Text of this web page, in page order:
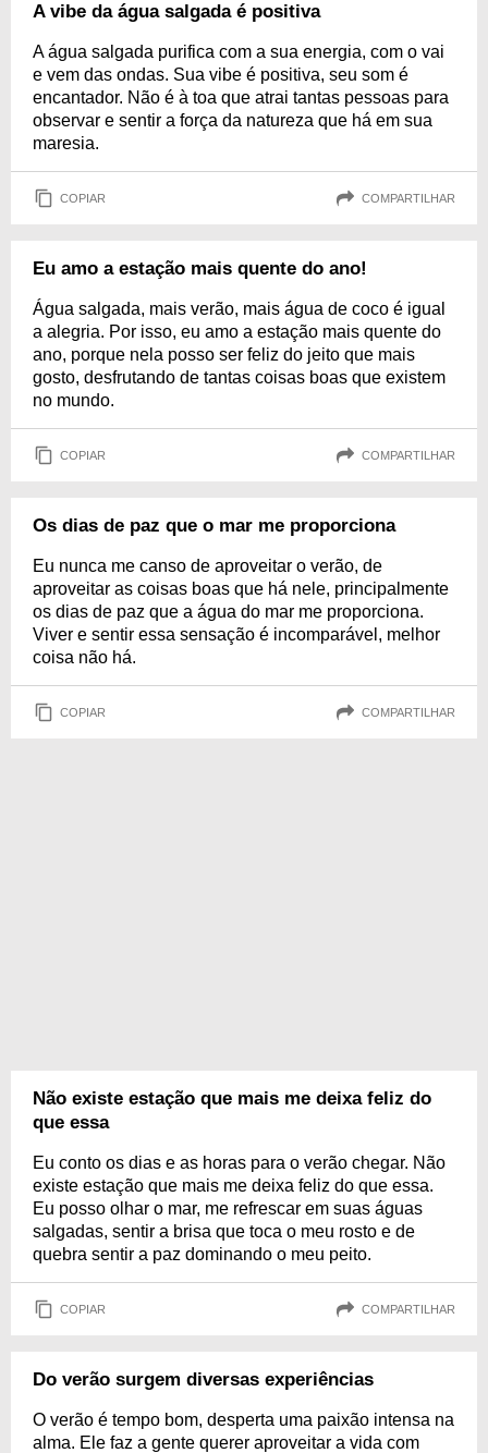
A vibe da água salgada é positiva
A água salgada purifica com a sua energia, com o vai
e vem das ondas. Sua vibe é positiva, seu som é
encantador. Não é à toa que atrai tantas pessoas para
observar e sentir a força da natureza que há em sua
maresia.
COPIAR COMPARTILHAR
Eu amo a estação mais quente do ano!
Água salgada, mais verão, mais água de coco é igual
a alegria. Por isso, eu amo a estação mais quente do
ano, porque nela posso ser feliz do jeito que mais
gosto, desfrutando de tantas coisas boas que existem
no mundo.
COPIAR COMPARTILHAR
Os dias de paz que o mar me proporciona
Eu nunca me canso de aproveitar o verão, de
aproveitar as coisas boas que há nele, principalmente
os dias de paz que a água do mar me proporciona.
Viver e sentir essa sensação é incomparável, melhor
coisa não há.
COPIAR COMPARTILHAR
Não existe estação que mais me deixa feliz do
que essa
Eu conto os dias e as horas para o verão chegar. Não
existe estação que mais me deixa feliz do que essa.
Eu posso olhar o mar, me refrescar em suas águas
salgadas, sentir a brisa que toca o meu rosto e de
quebra sentir a paz dominando o meu peito.
COPIAR COMPARTILHAR
Do verão surgem diversas experiências
O verão é tempo bom, desperta uma paixão intensa na
alma. Ele faz a gente querer aproveitar a vida com